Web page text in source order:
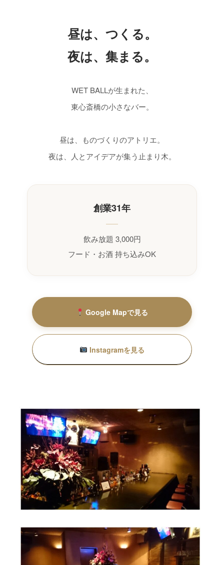
昼は、つくる。
夜は、集まる。
WET BALLが生まれた、
東心斎橋の小さなバー。
昼は、ものづくりのアトリエ。
夜は、人とアイデアが集う止まり木。
創業31年
飲み放題 3,000円
フード・お酒 持ち込みOK
Google Mapで見る
Instagramを見る